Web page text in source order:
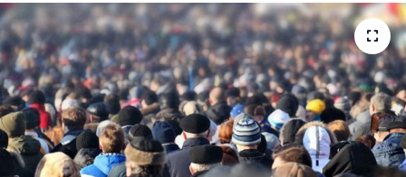
SAĞLIK
ASTROLOJİ
BLOG
Son Dakika Haberleri
Haber Arşivi